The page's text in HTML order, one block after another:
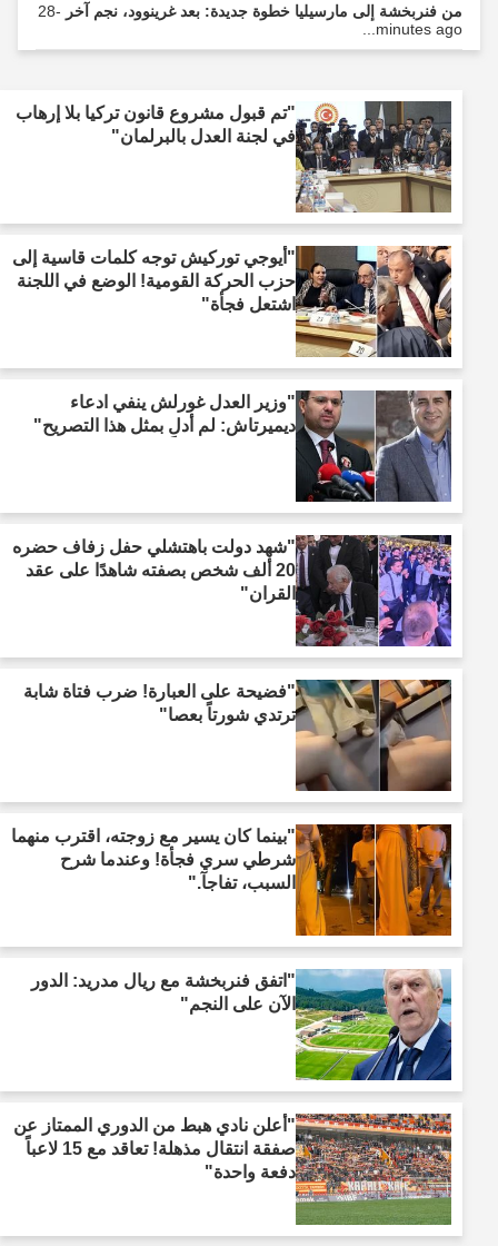
من فنربخشة إلى مارسيليا خطوة جديدة: بعد غرينوود، نجم آخر -28
minutes ago...
"تم قبول مشروع قانون تركيا بلا إرهاب
في لجنة العدل بالبرلمان"
"أيوجي توركيش توجه كلمات قاسية إلى
حزب الحركة القومية! الوضع في اللجنة
اشتعل فجأة"
"وزير العدل غورلش ينفي ادعاء
ديميرتاش: لم أدلِ بمثل هذا التصريح"
"شهد دولت باهتشلي حفل زفاف حضره
20 ألف شخص بصفته شاهدًا على عقد
القران"
"فضيحة على العبارة! ضرب فتاة شابة
ترتدي شورتاً بعصا"
"بينما كان يسير مع زوجته، اقترب منهما
شرطي سري فجأة! وعندما شرح
السبب، تفاجآ."
"اتفق فنربخشة مع ريال مدريد: الدور
الآن على النجم"
"أعلن نادي هبط من الدوري الممتاز عن
صفقة انتقال مذهلة! تعاقد مع 15 لاعباً
دفعة واحدة"